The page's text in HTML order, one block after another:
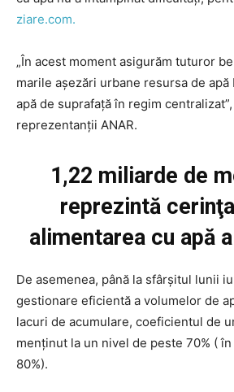
ziare.com.
„În acest moment asigurăm tuturor
marile aşezări urbane resursa de
apă de suprafaţă în regim
reprezentanții ANAR.
1,22 miliarde de
reprezintă
alimentarea cu apă
De asemenea, până la sfârșitul lunii
gestionare eficientă a volumelor de
lacuri de acumulare, coeficientul de
menținut la un nivel de peste 70% (
80%).